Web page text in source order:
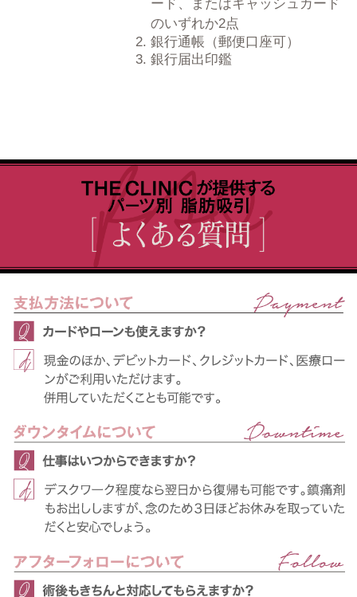
ード、またはキャッシュカード
のいずれか2点
銀行通帳（郵便口座可）
銀行届出印鑑